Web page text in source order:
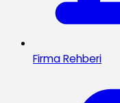
Firma Rehberi